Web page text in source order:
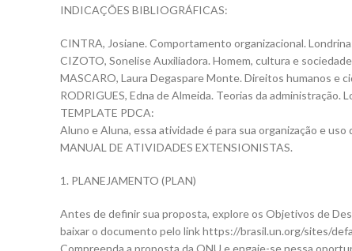
INDICAÇÕES BIBLIOGRÁFICAS:
CINTRA, Josiane. Comportamento organizacional.
CIZOTO, Sonelise Auxiliadora. Homem, cultura e
MASCARO, Laura Degaspare Monte. Direitos humanos e
RODRIGUES, Edna de Almeida. Teorias da administração.
TEMPLATE PDCA:
Aluno e Aluna, essa atividade é para sua organização e
MANUAL DE ATIVIDADES EXTENSIONISTAS.
1. PLANEJAMENTO (PLAN)
Antes de definir sua proposta, explore os Objetivos de
baixar o documento pelo link https://brasil.un.org/sites/